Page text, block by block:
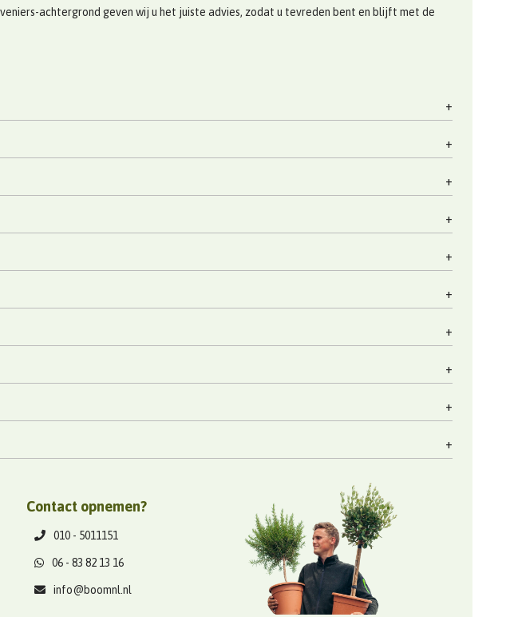
achtergrond geven wij u het juiste advies, zodat u tevreden bent en blijft met de
Contact opnemen?
010 - 5011151
06 - 83 82 13 16
info@boomnl.nl